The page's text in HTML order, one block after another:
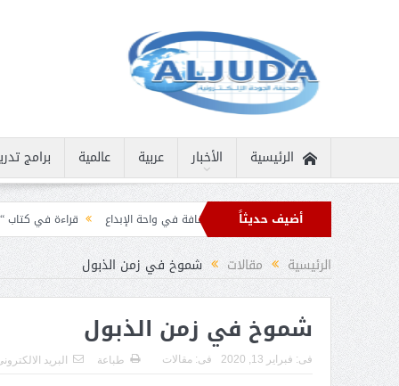
الرئيسية الأخبار عربية عالمية برامج
أضيف حديثاً نادرة ثمار الثقافة في واحة الإبداع قراءة في كتاب “الملك سلمان بن
برقيات تهنئة من قادة الدول الإسلامية بمناسبة عيد الفطر
الرئيسية مقالات شموخ في زمن الذبول
شموخ في زمن الذبول
فى: فبراير 13, 2020 فى:مقالات طباعة البريد